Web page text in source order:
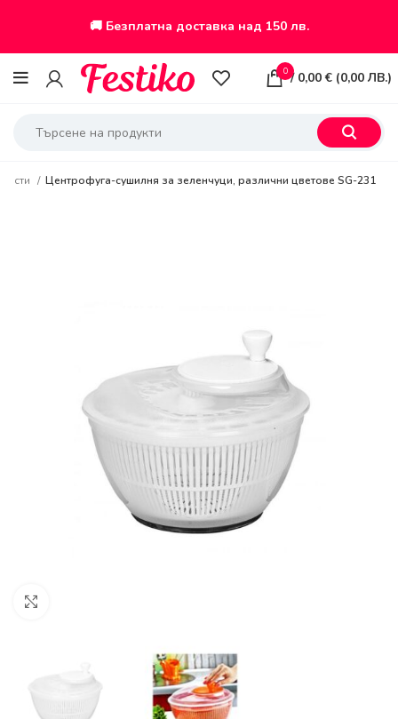
🚚 Безплатна доставка над 150 лв.
0 / 0,00€ (0,00 ЛВ.)
Центрофуга-сушилня за зеленчуци, различни цветове SG-231